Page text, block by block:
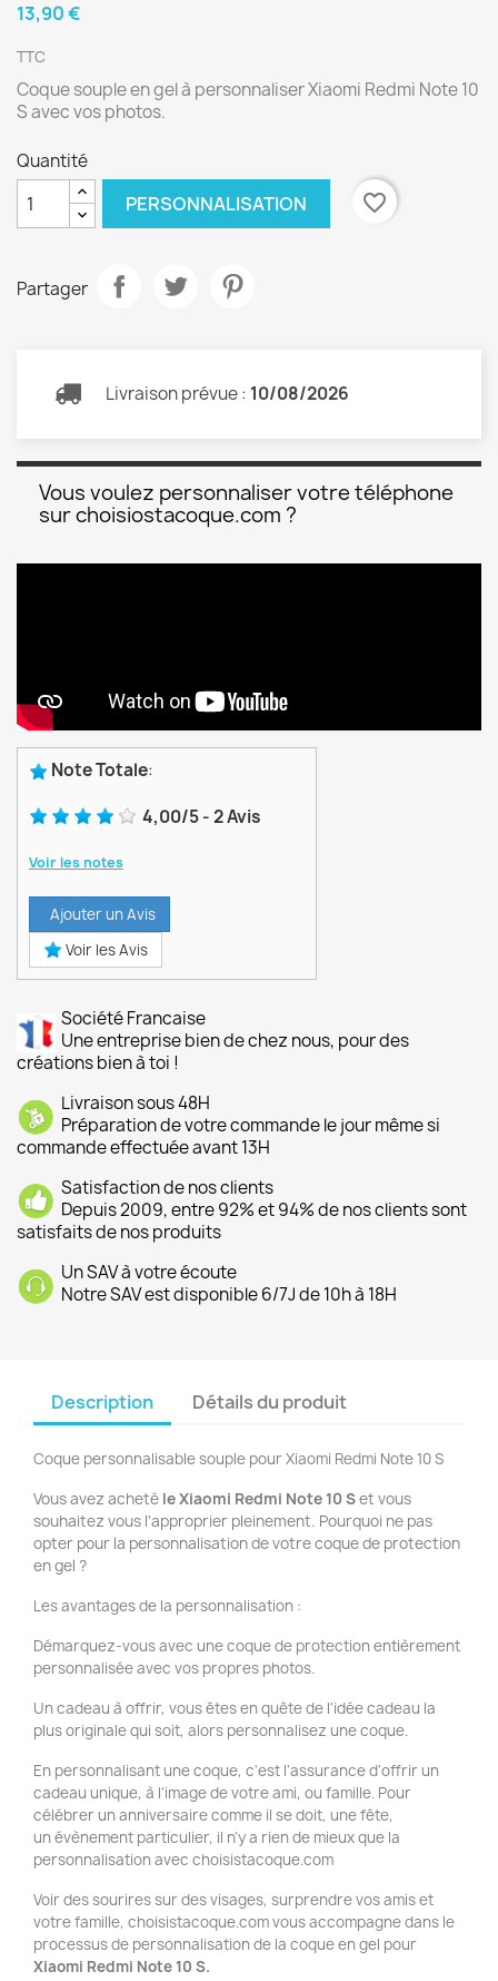
13,90 €
TTC
Coque souple en gel à personnaliser Xiaomi Redmi Note 10
S avec vos photos.
Quantité
PERSONNALISATION favorite_border
Partager
Livraison prévue : 10/08/2026
Vous voulez personnaliser votre téléphone
sur choisiostacoque.com ?
Note Totale:
4,00/5-2Avis
Voir les notes
Ajouter un Avis
Voir les Avis
Société Francaise
Une entreprise bien de chez nous, pour des
créations bien à toi !
Livraison sous 48H
Préparation de votre commande le jour même si
commande effectuée avant 13H
Satisfaction de nos clients
Depuis 2009, entre 92% et 94% de nos clients sont
satisfaits de nos produits
Un SAV à votre écoute
Notre SAV est disponible 6/7J de 10h à 18H
Description Détails du produit
Coque personnalisable souple pour Xiaomi Redmi Note 10 S
Vous avez acheté le Xiaomi Redmi Note 10 Set vous
souhaitez vous l'approprier pleinement. Pourquoi ne pas
opter pour la personnalisation de votre coque de protection
en gel ?
Les avantages de la personnalisation :
Démarquez-vous avec une coque de protection entièrement
personnalisée avec vos propres photos.
Un cadeau à offrir, vous êtes en quête de l'idée cadeau la
plus originale qui soit, alors personnalisez une coque.
En personnalisant une coque, c'est l'assurance d'offrir un
cadeau unique, à l'image de votre ami, ou famille. Pour
célébrer un anniversaire comme il se doit, une fête,
un évènement particulier, il n'y a rien de mieux que la
personnalisation avec choisistacoque.com
Voir des sourires sur des visages, surprendre vos amis et
votre famille, choisistacoque.com vous accompagne dans le
processus de personnalisation de la coque en gel pour
Xiaomi Redmi Note 10 S.